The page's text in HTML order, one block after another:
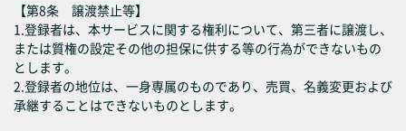
【第8条 譲渡禁止等】
1.登録者は、本サービスに関する権利について、第三者に譲渡し、
または質権の設定その他の担保に供する等の行為ができないもの
とします。
2.登録者の地位は、一身専属のものであり、売買、名義変更および
承継することはできないものとします。